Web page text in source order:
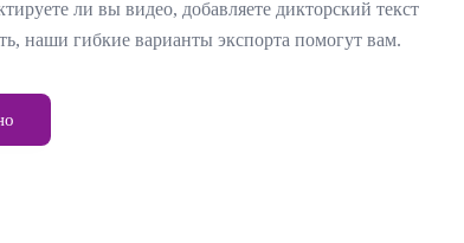
ли вы видео, добавляете дикторский текст
наши гибкие варианты экспорта помогут вам.